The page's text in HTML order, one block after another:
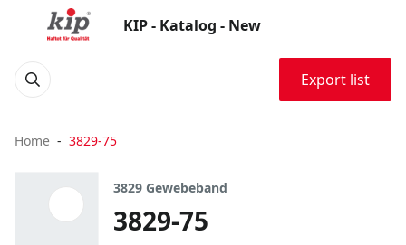
KIP - Katalog - New
Export list
Home 3829-75
3829 Gewebeband
3829-75